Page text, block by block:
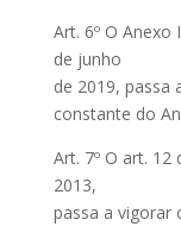
Art. 6º O Anexo
de junho
de 2019, passa
constante do
Art. 7º O art. 12
2013,
passa a vigorar